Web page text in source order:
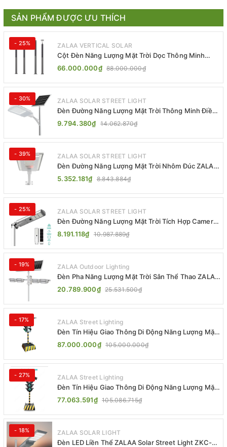
SẢN PHẨM ĐƯỢC ƯU THÍCH
- 25% ZALAA VERTICAL SOLAR
Cột Đèn Năng Lượng Mặt Trời Dọc Thông Minh
ZSR-YYDS-360 | ZALAA Jsc
66.000.000₫ 88.000.000₫
- 30% ZALAA SOLAR STREET LIGHT
Đèn Đường Năng Lượng Mặt Trời Thông Minh Điều
Khiển MPPT ZL-GMX01 ZALAA
9.794.380₫ 14.062.870₫
- 39% ZALAA SOLAR STREET LIGHT
Đèn Đường Năng Lượng Mặt Trời Nhôm Đúc ZALAA
ZL-BWH Cao Cấp IP65
5.352.181₫ 8.843.884₫
- 25% ZALAA SOLAR STREET LIGHT
Đèn Đường Năng Lượng Mặt Trời Tích Hợp Camera
ZALAA ZL-BJ04-CCTV (80W, IP65)
8.191.118₫ 10.987.889₫
- 19% ZALAA Outdoor Lighting
Đèn Pha Năng Lượng Mặt Trời Sân Thể Thao ZALAA
Jsc Chống Nước IP65 Cao Cấp
20.789.900₫ 25.531.500₫
- 17% ZALAA Street Lighting
Đèn Tín Hiệu Giao Thông Di Động Năng Lượng Mặt
Trời ZALAA ZL-300A-D
87.000.000₫ 105.000.000₫
- 27% ZALAA Street Lighting
Đèn Tín Hiệu Giao Thông Di Động Năng Lượng Mặt
Trời ZALAA ZL-409300C
77.063.591₫ 105.086.715₫
- 18% ZALAA SOLAR LIGHT
Đèn LED Liền Thể ZALAA Solar Street Light ZKC-